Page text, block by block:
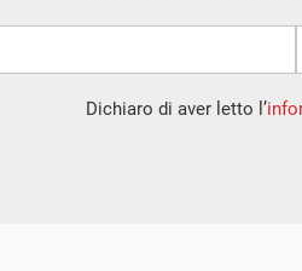
Dichiaro di aver letto l’